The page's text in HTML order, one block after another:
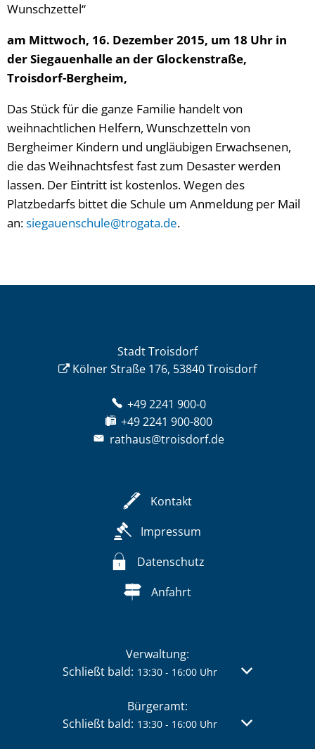
Wunschzettel“
am Mittwoch, 16. Dezember 2015, um 18 Uhr in
der Siegauenhalle an der Glockenstraße,
Troisdorf-Bergheim,
Das Stück für die ganze Familie handelt von
weihnachtlichen Helfern, Wunschzetteln von
Bergheimer Kindern und ungläubigen Erwachsenen,
die das Weihnachtsfest fast zum Desaster werden
lassen. Der Eintritt ist kostenlos. Wegen des
Platzbedarfs bittet die Schule um Anmeldung per Mail
an:siegauenschule@trogata.de.
Stadt Troisdorf
Kölner Straße 176, 53840 Troisdorf
+49 2241 900-0
+49 2241 900-800
rathaus@troisdorf.de
Kontakt
Impressum
Datenschutz
Anfahrt
Verwaltung:
Klicken, um weitere Öffnungs- oder
Schließt bald: 13:30 - 16:00 Uhr Von 13:30 bis
Bürgeramt:
Klicken, um weitere Öffnungs- oder
Schließt bald: 13:30 - 16:00 Uhr Von 13:30 bis